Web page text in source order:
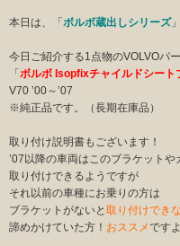
本日は、「ボルボ蔵出しシリーズ
今日ご紹介する1点物のVOLVOパ
「ボルボ Isopfixチャイルドシート
V70 ’00～’07
※純正品です。（長期在庫品）
取り付け説明書もございます！
’07以降の車両はこのブラケット
取り付けできるようですが
それ以前の車種にお乗りの方は
ブラケットがないと 取り付けでき
諦めかけていた方！ おススメです